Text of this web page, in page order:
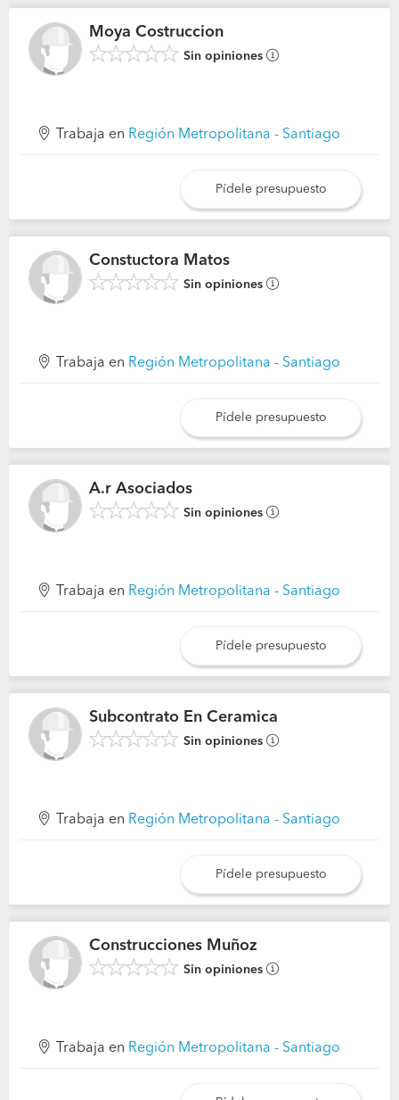
Moya Costruccion
Sin opiniones
Trabaja en Región Metropolitana - Santiago
Pídele presupuesto
Constuctora Matos
Sin opiniones
Trabaja en Región Metropolitana - Santiago
Pídele presupuesto
A.r Asociados
Sin opiniones
Trabaja en Región Metropolitana - Santiago
Pídele presupuesto
Subcontrato En Ceramica
Sin opiniones
Trabaja en Región Metropolitana - Santiago
Pídele presupuesto
Construcciones Muñoz
Sin opiniones
Trabaja en Región Metropolitana - Santiago